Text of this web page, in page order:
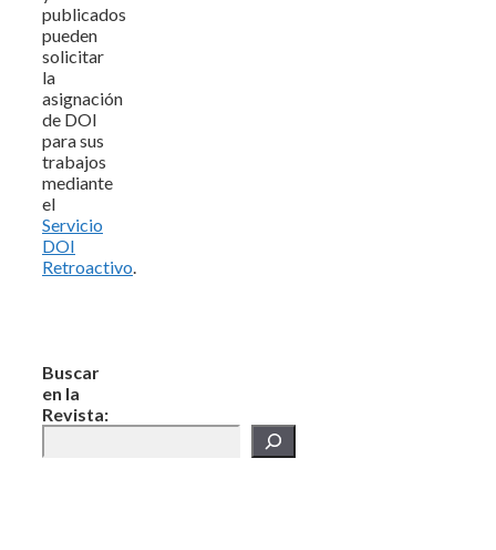
publicados
pueden
solicitar
la
asignación
de DOI
para sus
trabajos
mediante
el
Servicio
DOI
Retroactivo.
Buscar
en la
Revista: